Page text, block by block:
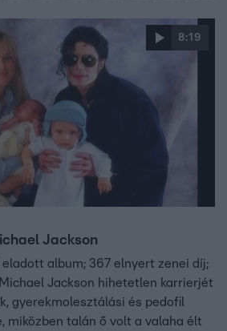
készült gyermekmolesztálással
döbbentette meg jobban az
8:19
Jackson
eladott album; 367 elnyert zenei díj;
Jackson hihetetlen karrierjét
gyerekmolesztálási és pedofil
miközben talán ő volt a valaha élt